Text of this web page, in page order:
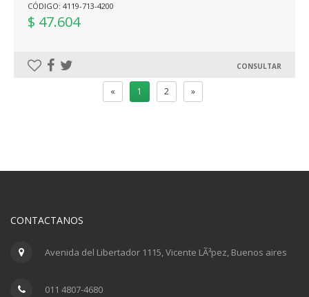
CÓDIGO: 4119-713-4200
$ 47.604
CONSULTAR
« 1 2 »
CONTACTANOS
Avenida del Libertador 1115, Vicente LÃ³pez, Buenos aires
011 4807-4680